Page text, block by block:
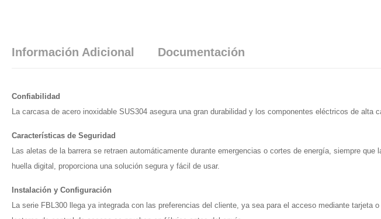
Información Adicional Documentación
Confiabilidad
La carcasa de acero inoxidable SUS304 asegura una gran durabilidad y los componentes eléctricos de alta
Características de Seguridad
Las aletas de la barrera se retraen automáticamente durante emergencias o cortes de energía, siempre
huella digital, proporciona una solución segura y fácil de usar.
Instalación y Configuración
La serie FBL300 llega ya integrada con las preferencias del cliente, ya sea para el acceso mediante